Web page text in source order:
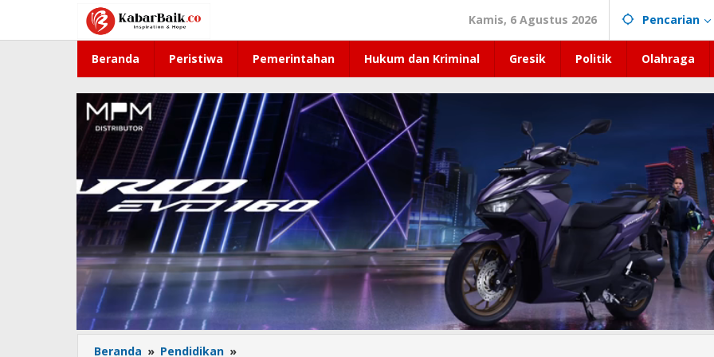
konten
Kamis, 6 Agustus 2026 Pencarian
Beranda Peristiwa Pemerintahan Hukum dan Kriminal Gresik Politik Olahraga
Beranda » Pendidikan »